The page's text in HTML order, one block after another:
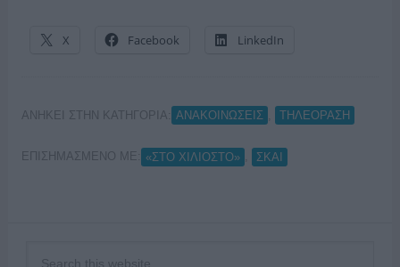
X Facebook LinkedIn
ΑΝΗΚΕΙ ΣΤΗΝ ΚΑΤΗΓΟΡΙΑ: ΑΝΑΚΟΙΝΩΣΕΙΣ ΤΗΛΕΟΡΑΣΗ
ΕΠΙΣΗΜΑΣΜΕΝΟ ΜΕ: «ΣΤΟ ΧΙΛΙΟΣΤΟ» ΣΚΑΙ